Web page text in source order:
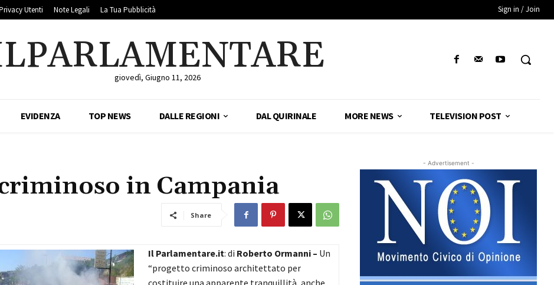
Utenti Note Legali La Tua Pubblicità Sign in / Join
giovedì, Giugno 11, 2026
EVIDENZA TOP NEWS DALLE REGIONI DAL QUIRINALE MORE NEWS TELEVISION POST
in Campania
Share
Il Parlamentare.it: di Roberto Ormanni – Un
“progetto criminoso architettato per
- Advertisement -